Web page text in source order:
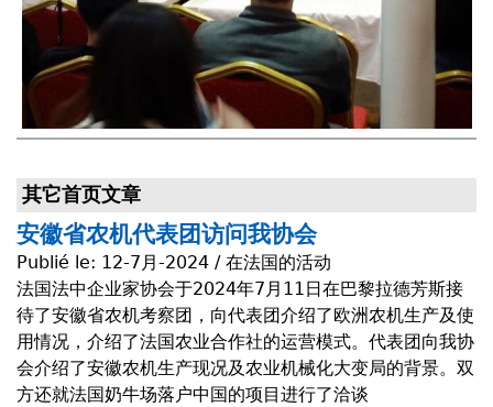
其它首页文章
安徽省农机代表团访问我协会
Publié le: 12-7月-2024 / 在法国的活动
法国法中企业家协会于2024年7月11日在巴黎拉德芳斯接
待了安徽省农机考察团，向代表团介绍了欧洲农机生产及使
用情况，介绍了法国农业合作社的运营模式。代表团向我协
会介绍了安徽农机生产现况及农业机械化大变局的背景。双
方还就法国奶牛场落户中国的项目进行了洽谈